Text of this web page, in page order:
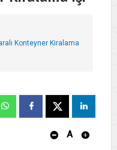
Konteyner Kiralama
A